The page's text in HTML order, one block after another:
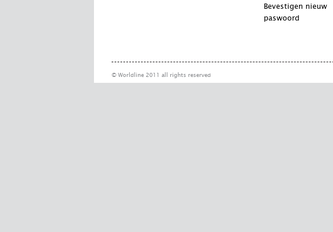
Bevestigen nieuw
paswoord
© Worldline 2011 all rights reserved